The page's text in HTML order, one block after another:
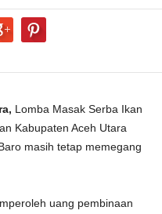
Lomba Masak Serba Ikan
Kabupaten Aceh Utara
masih tetap memegang
uang pembinaan